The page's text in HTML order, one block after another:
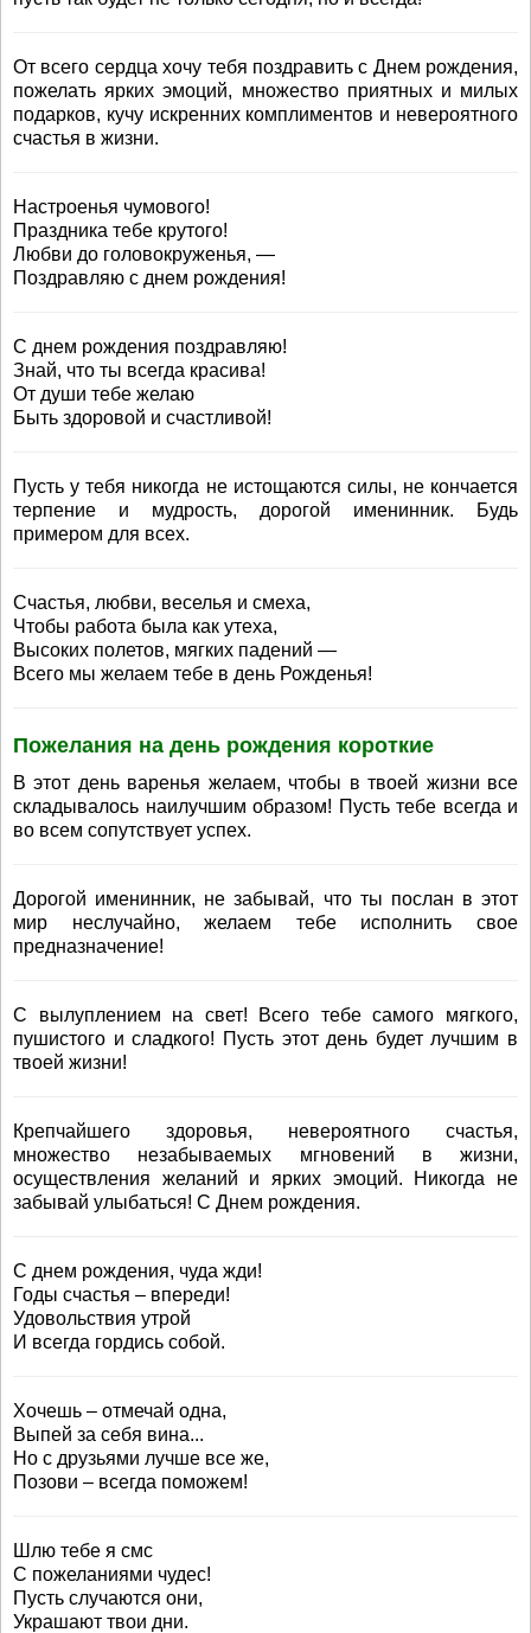
От всего сердца хочу тебя поздравить с Днем рождения,
пожелать ярких эмоций, множество приятных и милых
подарков, кучу искренних комплиментов и невероятного
счастья в жизни.
Настроенья чумового!
Праздника тебе крутого!
Любви до головокруженья, —
Поздравляю с днем рождения!
С днем рождения поздравляю!
Знай, что ты всегда красива!
От души тебе желаю
Быть здоровой и счастливой!
Пусть у тебя никогда не истощаются силы, не кончается
терпение и мудрость, дорогой именинник. Будь
примером для всех.
Счастья, любви, веселья и смеха,
Чтобы работа была как утеха,
Высоких полетов, мягких падений —
Всего мы желаем тебе в день Рожденья!
Пожелания на день рождения короткие
В этот день варенья желаем, чтобы в твоей жизни все
складывалось наилучшим образом! Пусть тебе всегда и
во всем сопутствует успех.
Дорогой именинник, не забывай, что ты послан в этот
мир неслучайно, желаем тебе исполнить свое
предназначение!
С вылуплением на свет! Всего тебе самого мягкого,
пушистого и сладкого! Пусть этот день будет лучшим в
твоей жизни!
Крепчайшего здоровья, невероятного счастья,
множество незабываемых мгновений в жизни,
осуществления желаний и ярких эмоций. Никогда не
забывай улыбаться! С Днем рождения.
С днем рождения, чуда жди!
Годы счастья – впереди!
Удовольствия утрой
И всегда гордись собой.
Хочешь – отмечай одна,
Выпей за себя вина...
Но с друзьями лучше все же,
Позови – всегда поможем!
Шлю тебе я смс
С пожеланиями чудес!
Пусть случаются они,
Украшают твои дни.